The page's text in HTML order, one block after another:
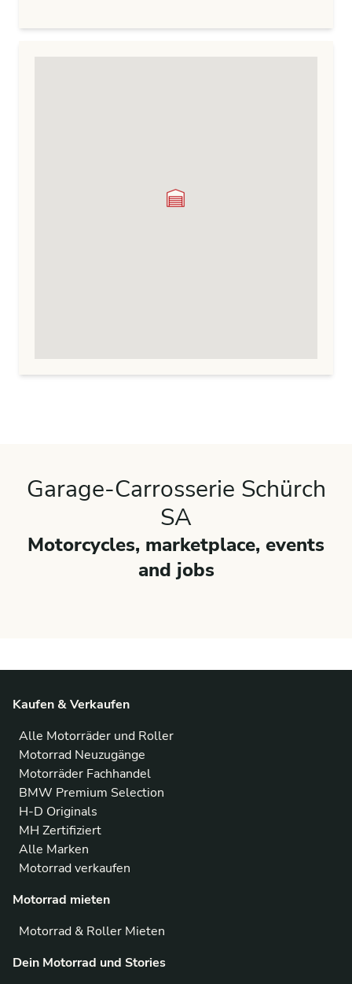
Garage-Carrosserie Schürch
SA
Motorcycles, marketplace, events
and jobs
Kaufen & Verkaufen
Alle Motorräder und Roller
Motorrad Neuzugänge
Motorräder Fachhandel
BMW Premium Selection
H-D Originals
MH Zertifiziert
Alle Marken
Motorrad verkaufen
Motorrad mieten
Motorrad & Roller Mieten
Dein Motorrad und Stories